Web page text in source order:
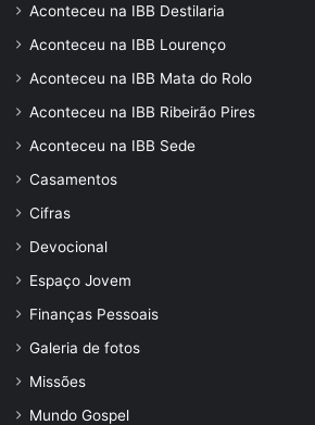
Aconteceu na IBB Destilaria
Aconteceu na IBB Lourenço
Aconteceu na IBB Mata do Rolo
Aconteceu na IBB Ribeirão Pires
Aconteceu na IBB Sede
Casamentos
Cifras
Devocional
Espaço Jovem
Finanças Pessoais
Galeria de fotos
Missões
Mundo Gospel